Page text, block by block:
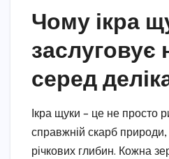
Чому ікра
заслуговує
серед
Ікра щуки – це не просто
справжній скарб
річкових глибин. Кожна